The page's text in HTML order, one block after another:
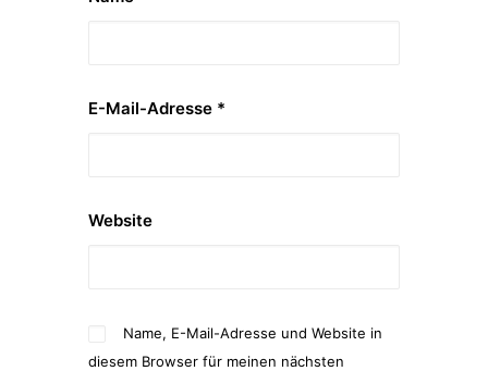
E-Mail-Adresse *
Website
Name, E-Mail-Adresse und Website in
diesem Browser für meinen nächsten